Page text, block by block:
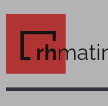
rh